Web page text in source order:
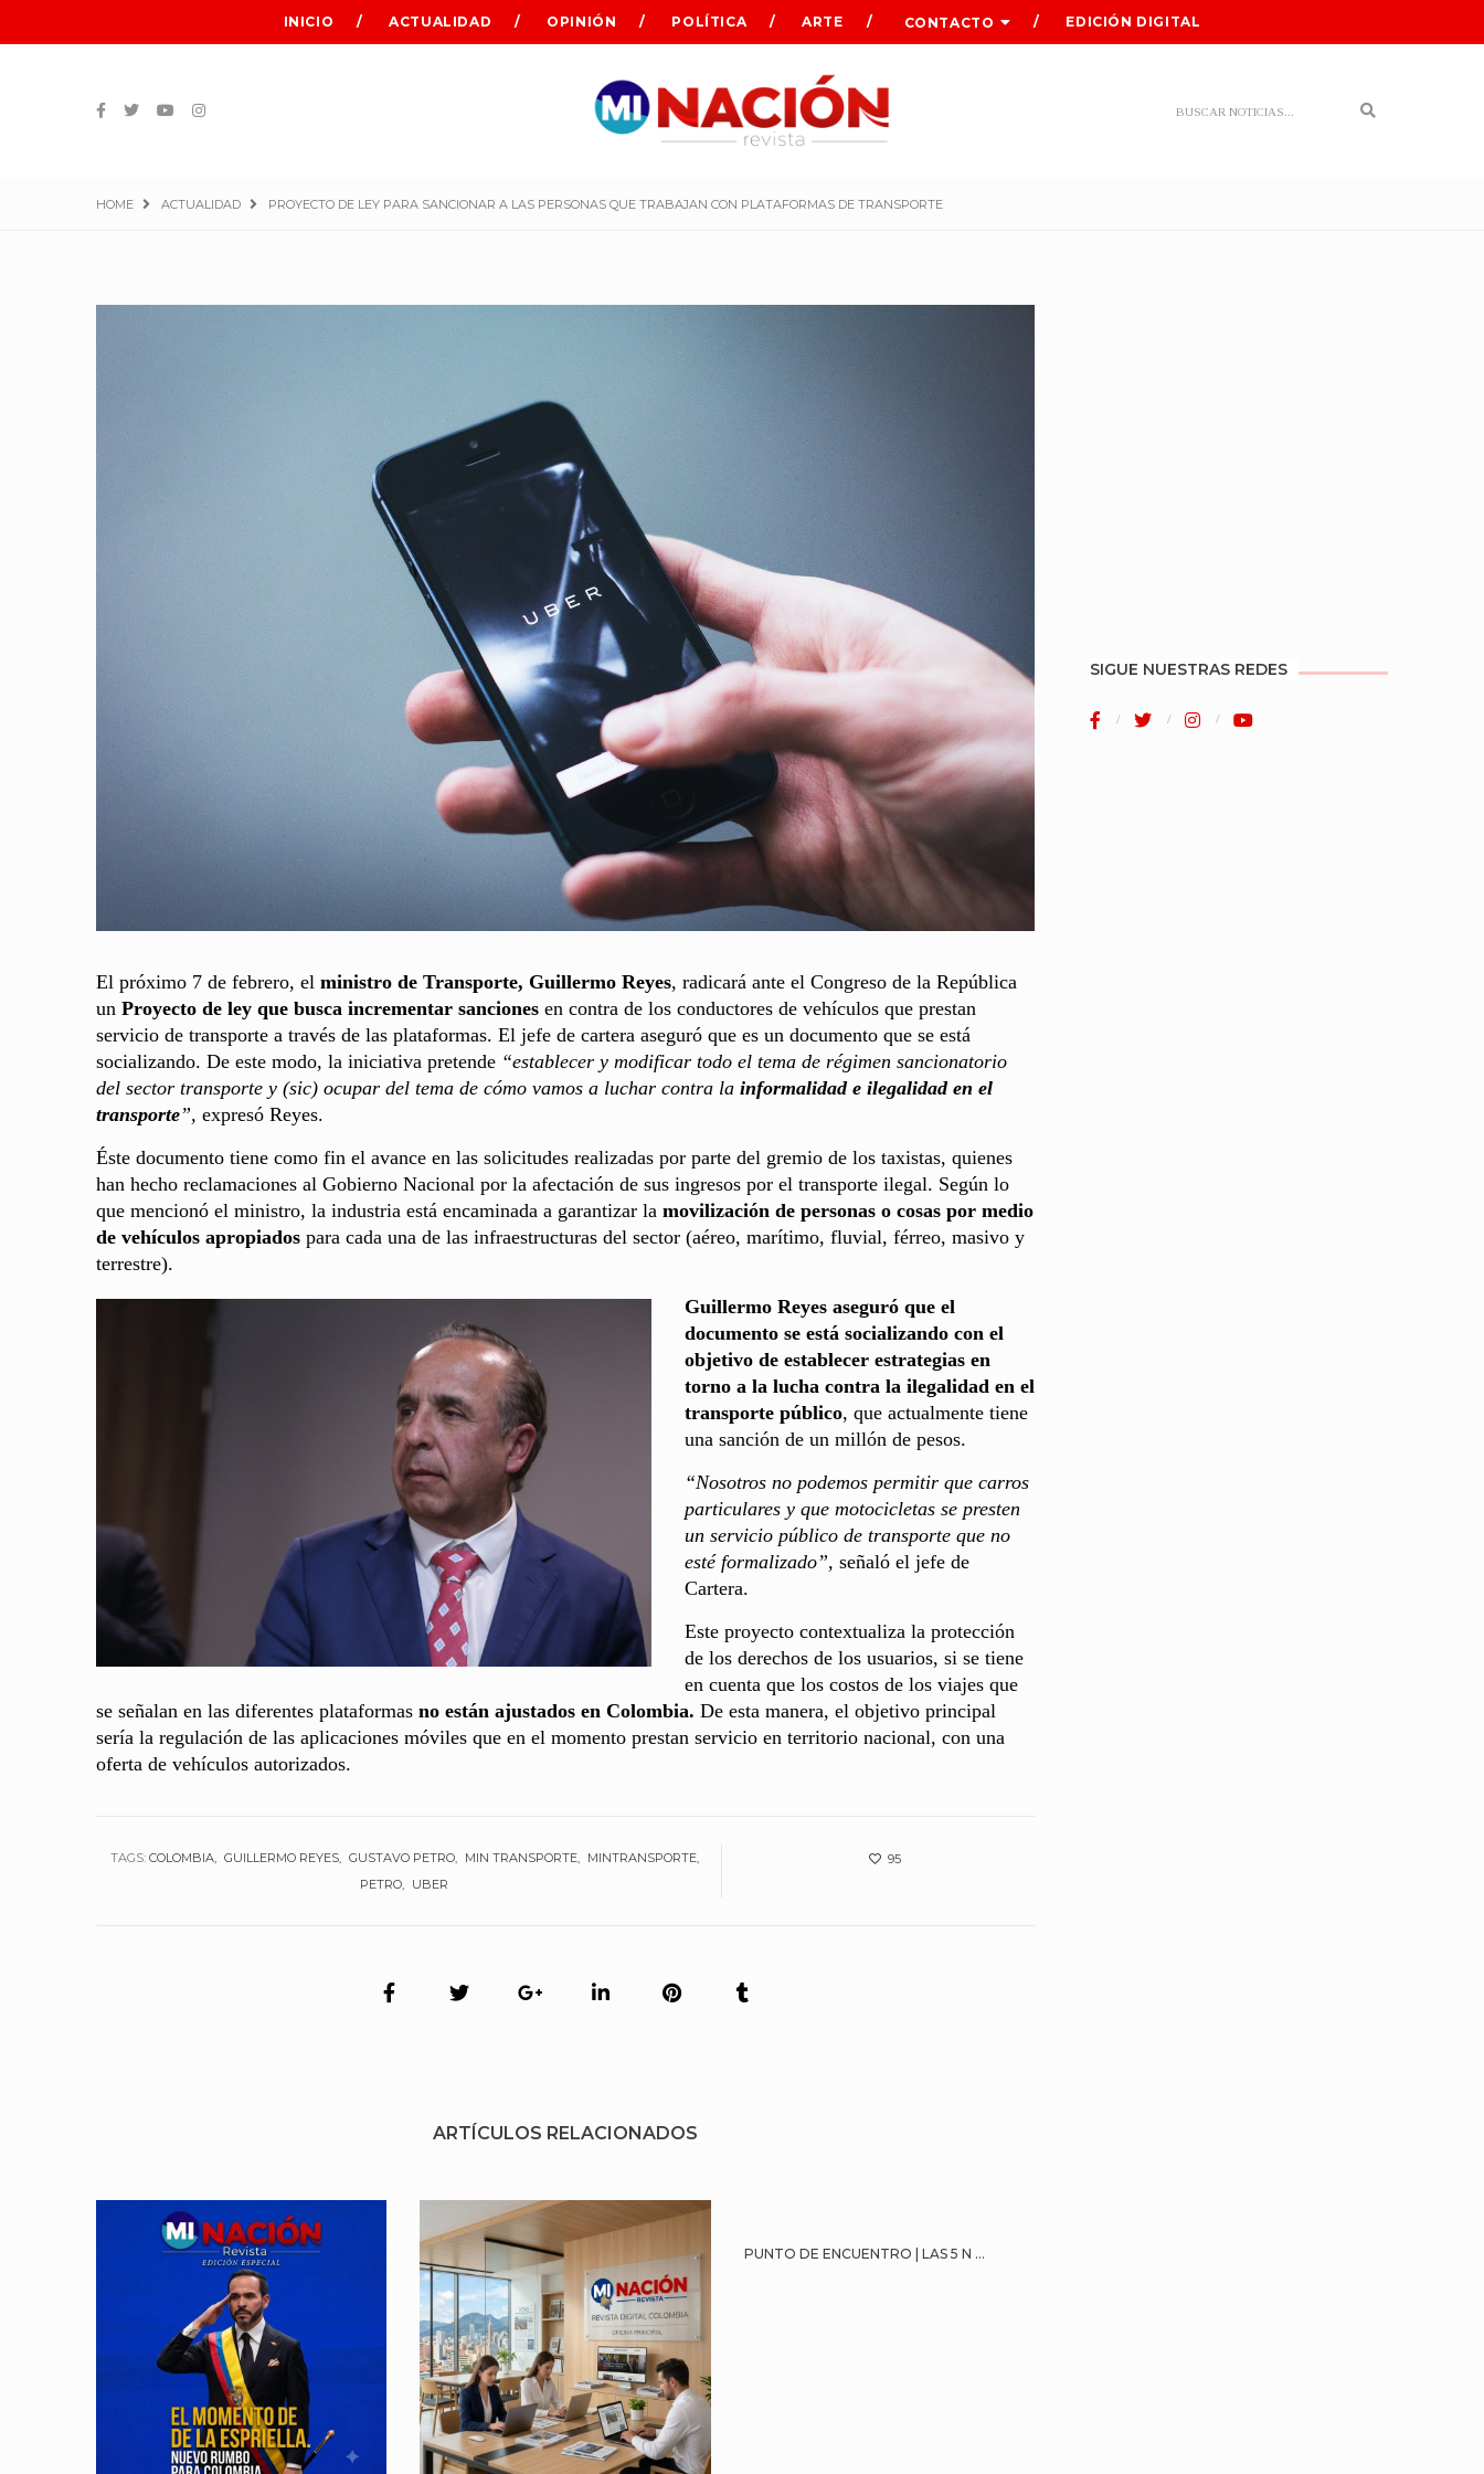
INICIO ACTUALIDAD OPINIÓN POLÍTICA ARTE CONTACTO EDICIÓN DIGITAL
Search
HOME ACTUALIDAD PROYECTO DE LEY PARA SANCIONAR A LAS PERSONAS QUE TRABAJAN CON PLATAFORMAS DE TRANSPORTE
El próximo 7 de febrero, el ministro de Transporte, Guillermo Reyes, radicará ante el Congreso de la República
un Proyecto de ley que busca incrementar sanciones en contra de los conductores de vehículos que prestan
servicio de transporte a través de las plataformas. El jefe de cartera aseguró que es un documento que se está
socializando. De este modo, la iniciativa pretende “establecer y modificar todo el tema de régimen sancionatorio
del sector transporte y (sic) ocupar del tema de cómo vamos a luchar contra la informalidad e ilegalidad en el
transporte”, expresó Reyes.
Éste documento tiene como fin el avance en las solicitudes realizadas por parte del gremio de los taxistas, quienes
han hecho reclamaciones al Gobierno Nacional por la afectación de sus ingresos por el transporte ilegal. Según lo
que mencionó el ministro, la industria está encaminada a garantizar la movilización de personas o cosas por medio
de vehículos apropiados para cada una de las infraestructuras del sector (aéreo, marítimo, fluvial, férreo, masivo y
terrestre).
Guillermo Reyes aseguró que el
documento se está socializando con el
objetivo de establecer estrategias en
torno a la lucha contra la ilegalidad en el
transporte público, que actualmente tiene
una sanción de un millón de pesos.
“Nosotros no podemos permitir que carros
particulares y que motocicletas se presten
un servicio público de transporte que no
esté formalizado”, señaló el jefe de
Cartera.
Este proyecto contextualiza la protección
de los derechos de los usuarios, si se tiene
en cuenta que los costos de los viajes que
se señalan en las diferentes plataformas no están ajustados en Colombia. De esta manera, el objetivo principal
sería la regulación de las aplicaciones móviles que en el momento prestan servicio en territorio nacional, con una
oferta de vehículos autorizados.
TAGS: COLOMBIA GUILLERMO REYES GUSTAVO PETRO MIN TRANSPORTE
MINTRANSPORTE
PETRO
UBER
95
ARTÍCULOS RELACIONADOS
PUNTO DE ENCUENTRO | LAS 5 N ...
SIGUE NUESTRAS REDES